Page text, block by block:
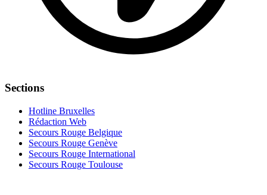
Sections
Hotline Bruxelles
Rédaction Web
Secours Rouge Belgique
Secours Rouge Genève
Secours Rouge International
Secours Rouge Toulouse